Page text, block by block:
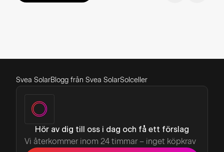
Svea SolarBlogg från Svea SolarSolceller
Hör av dig till oss i dag och få ett förslag
Vi återkommer inom 24 timmar – inget köpkrav